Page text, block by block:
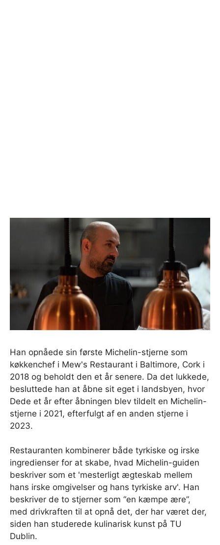
Han opnåede sin første Michelin-stjerne som
køkkenchef i Mew's Restaurant i Baltimore, Cork i
2018 og beholdt den et år senere. Da det lukkede,
besluttede han at åbne sit eget i landsbyen, hvor
Dede et år efter åbningen blev tildelt en Michelin-
stjerne i 2021, efterfulgt af en anden stjerne i
2023.
Restauranten kombinerer både tyrkiske og irske
ingredienser for at skabe, hvad Michelin-guiden
beskriver som et 'mesterligt ægteskab mellem
hans irske omgivelser og hans tyrkiske arv'. Han
beskriver de to stjerner som “en kæmpe ære”,
med drivkraften til at opnå det, der har været der,
siden han studerede kulinarisk kunst på TU
Dublin.